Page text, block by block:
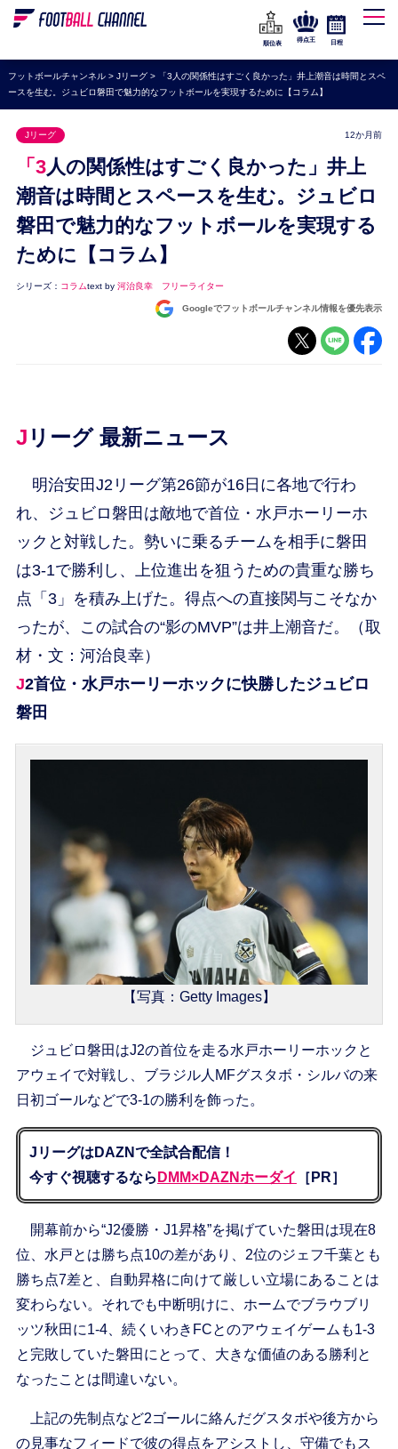
WEリーグ
海外サッカー
プレミアリーグ
セリエA
ブンデスリーガ
UEFA
ナショナルチーム
高校サッカー
順位表
得点王 日程
フットボールチャンネル> Jリーグ>
「3人の関係性はすごく良かった」井上潮音は時間とスペ
ースを生む。ジュビロ磐田で魅力的なフットボールを実現するために【コラム】
Jリーグ 12か月前
「3人の関係性はすごく良かった」井上
潮音は時間とスペースを生む。ジュビロ
磐田で魅力的なフットボールを実現する
ために【コラム】
シリーズ： コラムtext by 河治良幸 フリーライター
Googleでフットボールチャンネル情報を優先表示
Jリーグ 最新ニュース
明治安田J2リーグ第26節が16日に各地で行わ
れ、ジュビロ磐田は敵地で首位・水戸ホーリーホ
ックと対戦した。勢いに乗るチームを相手に磐田
は3-1で勝利し、上位進出を狙うための貴重な勝ち
点「3」を積み上げた。得点への直接関与こそなか
ったが、この試合の“影のMVP”は井上潮音だ。（取
材・文：河治良幸）
J2首位・水戸ホーリーホックに快勝したジュビロ
磐田
【写真：Getty Images】
ジュビロ磐田はJ2の首位を走る水戸ホーリーホックと
アウェイで対戦し、ブラジル人MFグスタボ・シルバの来
日初ゴールなどで3-1の勝利を飾った。
JリーグはDAZNで全試合配信！
今すぐ視聴するなら DMM×DAZNホーダイ ［PR］
開幕前から“J2優勝・J1昇格”を掲げていた磐田は現在8
位、水戸とは勝ち点10の差があり、2位のジェフ千葉とも
勝ち点7差と、自動昇格に向けて厳しい立場にあることは
変わらない。それでも中断明けに、ホームでブラウブリ
ッツ秋田に1-4、続くいわきFCとのアウェイゲームも1-3
と完敗していた磐田にとって、大きな価値のある勝利と
なったことは間違いない。
上記の先制点など2ゴールに絡んだグスタボや後方から
の見事なフィードで彼の得点をアシストし、守備でもス